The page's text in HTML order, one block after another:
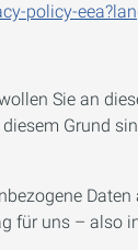
policy-
Sie an
Grund
Daten
für uns – also